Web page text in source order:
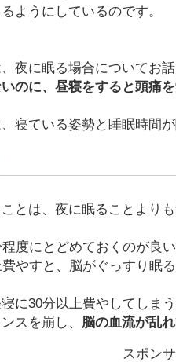
ようにしているのです。
夜に眠る場合についてお話
のに、昼寝をすると頭痛
寝ている姿勢と睡眠時間が
とは、夜に眠ることより
度にとどめておくのが良
やすと、脳がぐっすり眠
に30分以上費やしてしま
スを崩し、
脳の血流が乱
スポン